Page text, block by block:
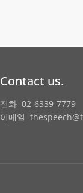
Contact us.
전화 02-6339-7779
이메일